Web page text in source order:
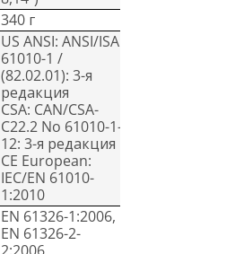
340 г
US ANSI: ANSI/ISA
61010-1 /
(82.02.01): 3-я
редакция
CSA: CAN/CSA-
C22.2 No 61010-1-
12: 3-я редакция
CE European:
IEC/EN 61010-
1:2010
EN 61326-1:2006,
EN 61326-2-